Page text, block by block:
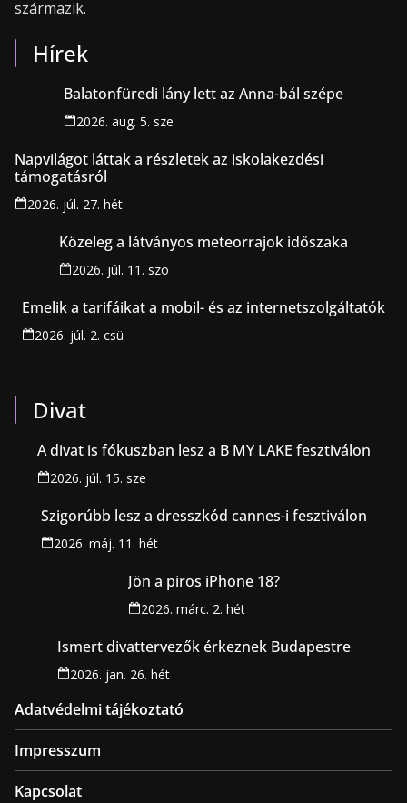
származik.
Hírek
Balatonfüredi lány lett az Anna-bál szépe
2026. aug. 5. sze
Napvilágot láttak a részletek az iskolakezdési
támogatásról
2026. júl. 27. hét
Közeleg a látványos meteorrajok időszaka
2026. júl. 11. szo
Emelik a tarifáikat a mobil- és az internetszolgáltatók
2026. júl. 2. csü
Divat
A divat is fókuszban lesz a B MY LAKE fesztiválon
2026. júl. 15. sze
Szigorúbb lesz a dresszkód cannes-i fesztiválon
2026. máj. 11. hét
Jön a piros iPhone 18?
2026. márc. 2. hét
Ismert divattervezők érkeznek Budapestre
2026. jan. 26. hét
Adatvédelmi tájékoztató
Impresszum
Kapcsolat